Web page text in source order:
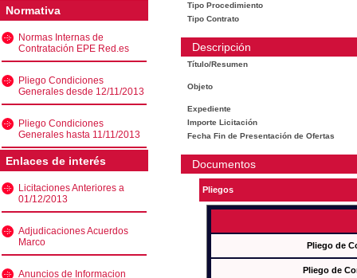
Normativa
Normas Internas de
Contratación EPE Red.es
Pliego Condiciones
Generales desde 12/11/2013
Pliego Condiciones
Generales hasta 11/11/2013
Enlaces de interés
Licitaciones Anteriores a
01/12/2013
Adjudicaciones Acuerdos
Marco
Anuncios de Informacion
Tipo Procedimiento
Tipo Contrato
Descripción
Título/Resumen
Objeto
Expediente
Importe Licitación
Fecha Fin de Presentación de Ofertas
Documentos
Pliegos
Pliego de
Pliego de